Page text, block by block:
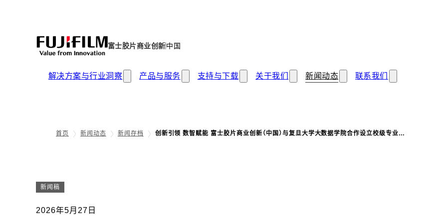
富士胶片商业创新中国
解决方案与行业洞察 产品与服务 支持与下载 关于我们 新闻动态 联系我们
首页 新闻动态 新闻存档 创新引领 数智赋能 富士胶片商业创新（中国）与复旦大学大数据学院合作设立校级专业…
新闻稿
2026年5月27日